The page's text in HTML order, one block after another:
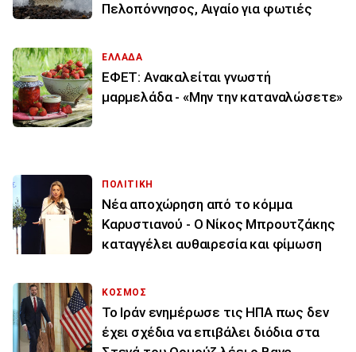
Πελοπόννησος, Αιγαίο για φωτιές
ΕΛΛΑΔΑ
ΕΦΕΤ: Ανακαλείται γνωστή
μαρμελάδα - «Μην την καταναλώσετε»
ΠΟΛΙΤΙΚΗ
Νέα αποχώρηση από το κόμμα
Καρυστιανού - Ο Νίκος Μπρουτζάκης
καταγγέλει αυθαιρεσία και φίμωση
ΚΟΣΜΟΣ
To Ιράν ενημέρωσε τις ΗΠΑ πως δεν
έχει σχέδια να επιβάλει διόδια στα